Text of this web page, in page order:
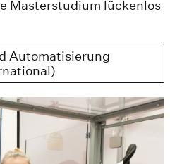
Masterstudium lückenlos
Automatisierung